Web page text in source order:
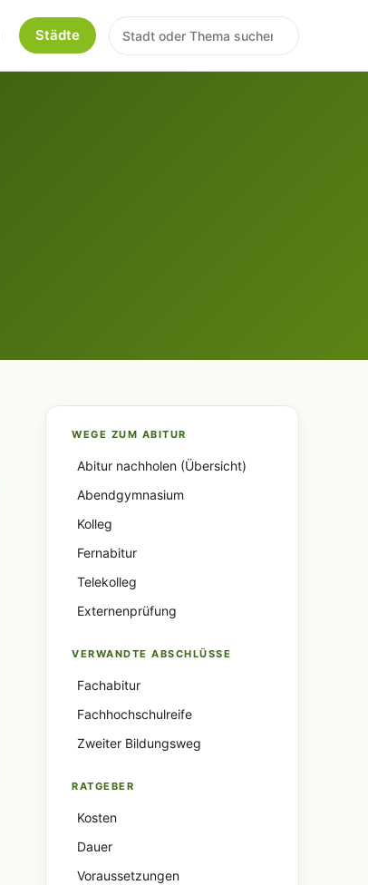
Städte
WEGE ZUM ABITUR
Abitur nachholen (Übersicht)
Abendgymnasium
Kolleg
Fernabitur
Telekolleg
Externenprüfung
VERWANDTE ABSCHLÜSSE
Fachabitur
Fachhochschulreife
Zweiter Bildungsweg
RATGEBER
Kosten
Dauer
Voraussetzungen